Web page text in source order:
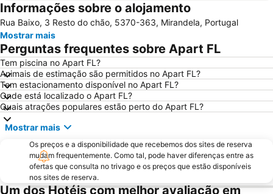
Chaves Airport
Castelo de Chaves
Caldas de Carlão
Dolce Vita Douro
Aeródromo de Vila Real
Parque Verde
Informações sobre o alojamento
Rua Baixo, 3 Resto do chão, 5370-363, Mirandela, Portugal
Mostrar mais
Perguntas frequentes sobre Apart FL
Tem piscina no Apart FL?
Animais de estimação são permitidos no Apart FL?
Tem estacionamento disponível no Apart FL?
Onde está localizado o Apart FL?
Quais atrações populares estão perto do Apart FL?
Mostrar mais
Os preços e a disponibilidade que recebemos dos sites de reserva
mudam frequentemente. Como tal, pode haver diferenças entre as
ofertas que consulta no trivago e os preços que estão disponíveis
nos sites de reserva.
Um dos Hotéis com melhor avaliação em